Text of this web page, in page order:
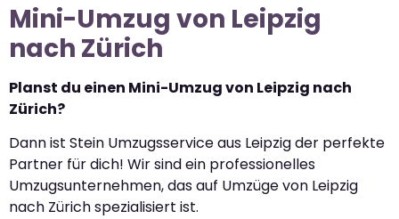
Mini-Umzug von Leipzig
nach Zürich
Planst du einen Mini-Umzug von Leipzig nach
Zürich?
Dann ist Stein Umzugsservice aus Leipzig der perfekte
Partner für dich! Wir sind ein professionelles
Umzugsunternehmen, das auf Umzüge von Leipzig
nach Zürich spezialisiert ist.